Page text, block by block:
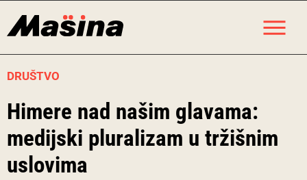
DRUŠTVO
Himere nad našim glavama:
medijski pluralizam u tržišnim
uslovima